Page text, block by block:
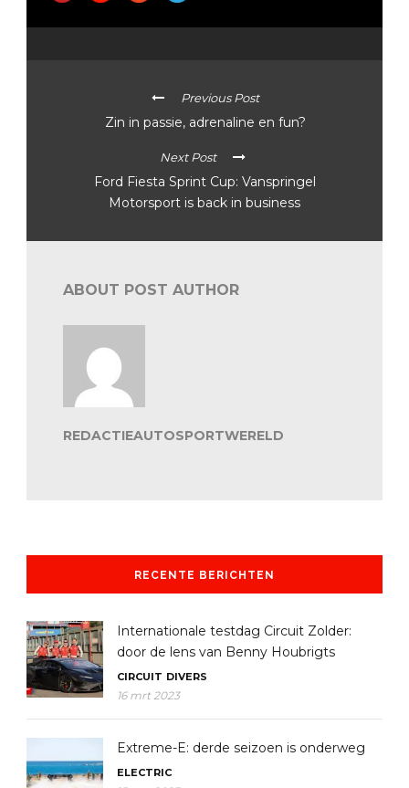
Previous Post
Zin in passie, adrenaline en fun?
Next Post
Ford Fiesta Sprint Cup: Vanspringel
Motorsport is back in business
ABOUT POST AUTHOR
REDACTIEAUTOSPORTWERELD
RECENTE BERICHTEN
Internationale testdag Circuit Zolder:
door de lens van Benny Houbrigts
CIRCUIT DIVERS
16 mrt 2023
Extreme-E: derde seizoen is onderweg
ELECTRIC